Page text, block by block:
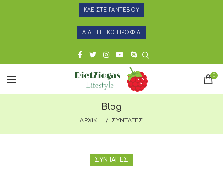
ΚΛΕΙΣΤΕ ΡΑΝΤΕΒΟΥ
ΔΙΑΙΤΗΤΙΚΟ ΠΡΟΦΙΛ
0
Blog
ΑΡΧΙΚΗ ΣΥΝΤΑΓΕΣ
ΣΥΝΤΑΓΕΣ